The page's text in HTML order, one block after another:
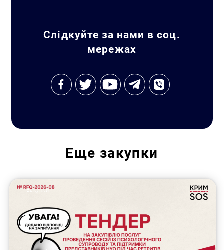
Слідкуйте за нами в соц.
мережах
Еще закупки
Закупки